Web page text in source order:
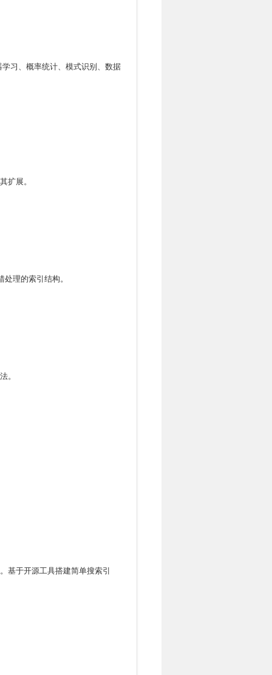
习、概率统计、模式识别、数据
扩展。
理的索引结构。
。
基于开源工具搭建简单搜索引